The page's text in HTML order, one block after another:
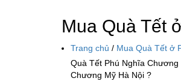
Mua Quà Tết
Trang chủ / Mua Quà Tết ở
Quà Tết Phú Nghĩa
Chương Mỹ Hà Nội ?